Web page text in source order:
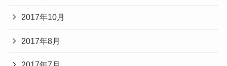
2017年10月
2017年8月